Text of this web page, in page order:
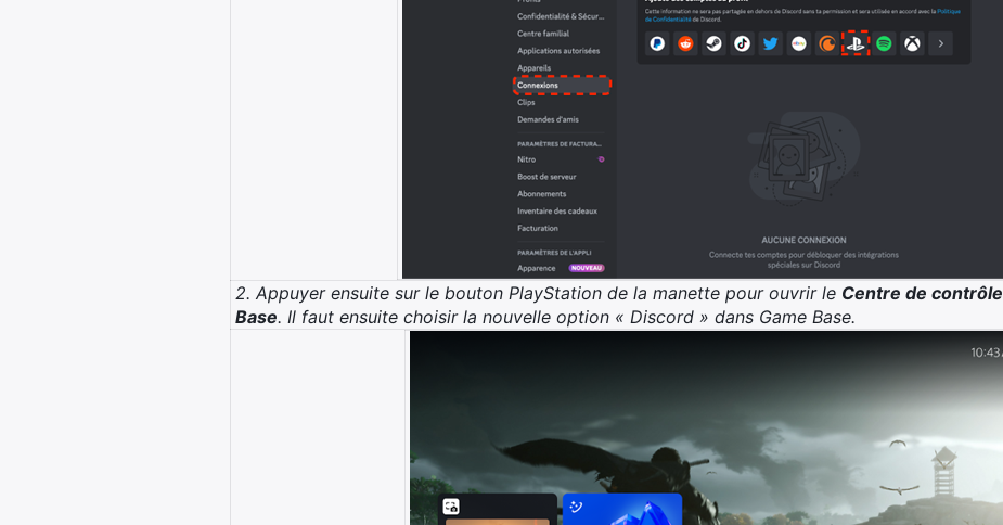
2. Appuyer ensuite sur le bouton PlayStation de la manette pour ouvrir le Centre de contrôle
Base. Il faut ensuite choisir la nouvelle option « Discord » dans Game Base.